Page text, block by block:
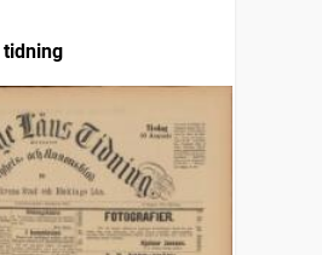
tidning